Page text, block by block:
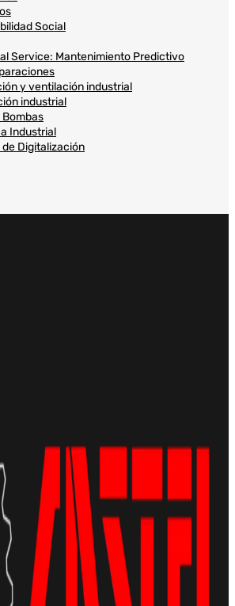
Social
Service: Mantenimiento Predictivo
y ventilación industrial
industrial
Industrial
Digitalización